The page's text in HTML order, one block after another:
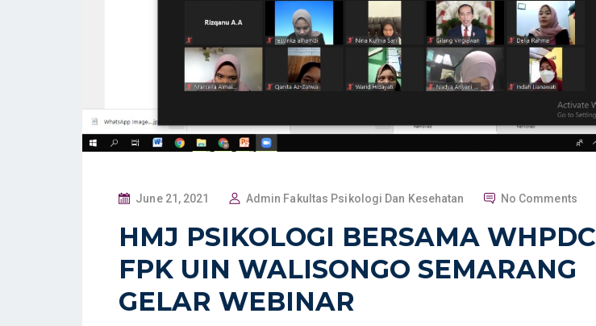
P
T
E
D
June 21, 2021 Admin Fakultas Psikologi Dan Kesehatan No Comments
HMJ PSIKOLOGI BERSAMA WHPDC
FPK UIN WALISONGO SEMARANG
GELAR WEBINAR